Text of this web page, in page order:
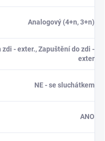
Analogový (4+n, 3+n)
zdi - exter., Zapuštění do zdi -
exter
NE - se sluchátkem
ANO